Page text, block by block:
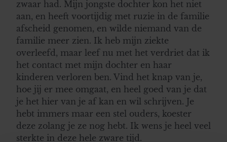
zwaar had. Mijn jongste dochter kon het niet
aan, en heeft voortijdig met ruzie in de familie
afscheid genomen, en wilde niemand van de
familie meer zien. Ik heb mijn ziekte
overleefd, maar leef nu met het verdriet dat ik
het contact met mijn dochter en haar
kinderen verloren ben. Vind het knap van je,
hoe jij er mee omgaat, en heel goed van je dat
je het hier van je af kan en wil schrijven. Je
hebt immers maar een stel ouders, koester
deze zolang je ze nog hebt. Ik wens je heel veel
sterkte in deze hele zware tijd.